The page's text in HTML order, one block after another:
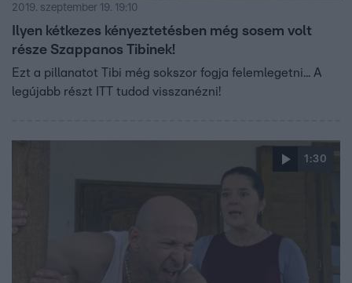
2019. szeptember 19. 19:10
Ilyen kétkezes kényeztetésben még sosem volt
része Szappanos Tibinek!
Ezt a pillanatot Tibi még sokszor fogja felemlegetni... A
legújabb részt ITT tudod visszanézni!
1:30